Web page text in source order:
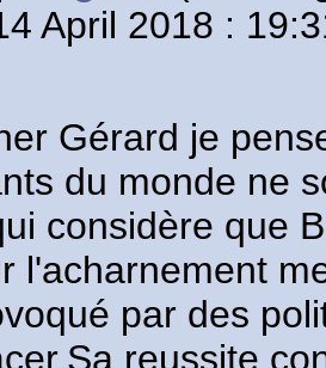
April 2018 :
Gérard je
du monde ne
considère que
l'acharnement
par des
reussite